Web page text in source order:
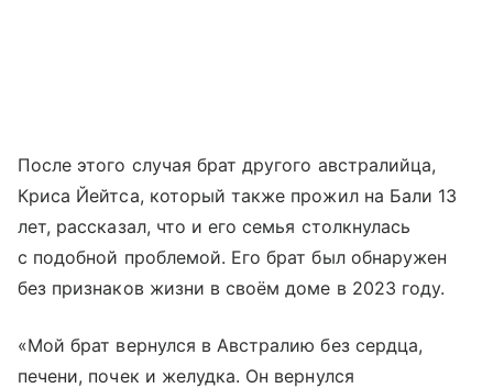
После этого случая брат другого австралийца,
Криса Йейтса, который также прожил на Бали 13
лет, рассказал, что и его семья столкнулась
с подобной проблемой. Его брат был обнаружен
без признаков жизни в своём доме в 2023 году.
«Мой брат вернулся в Австралию без сердца,
печени, почек и желудка. Он вернулся